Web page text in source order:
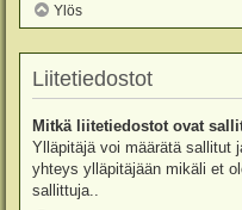
Ylös
Liitetiedostot
Mitkä liitetiedostot ovat
Ylläpitäjä voi määrätä sallitut
yhteys ylläpitäjään mikäli et
sallittuja..